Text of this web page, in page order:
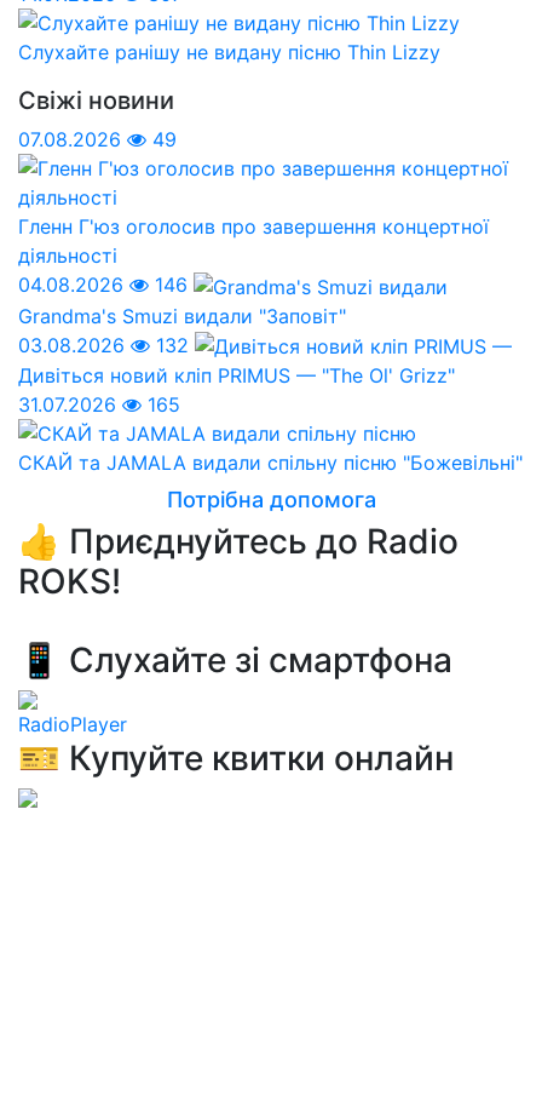
Слухайте ранішу не видану пісню Thin Lizzy
Свіжі новини
07.08.2026 49
Гленн Г'юз оголосив про завершення концертної
діяльності
04.08.2026
146
Grandma's Smuzi видали "Заповіт"
03.08.2026
132
Дивіться новий кліп PRIMUS — "The Ol' Grizz"
31.07.2026
165
СКАЙ та JAMALA видали спільну пісню "Божевільні"
Потрібна допомога
👍 Приєднуйтесь до Radio
ROKS!
📱 Слухайте зі смартфона
RadioPlayer
🎫 Купуйте квитки онлайн